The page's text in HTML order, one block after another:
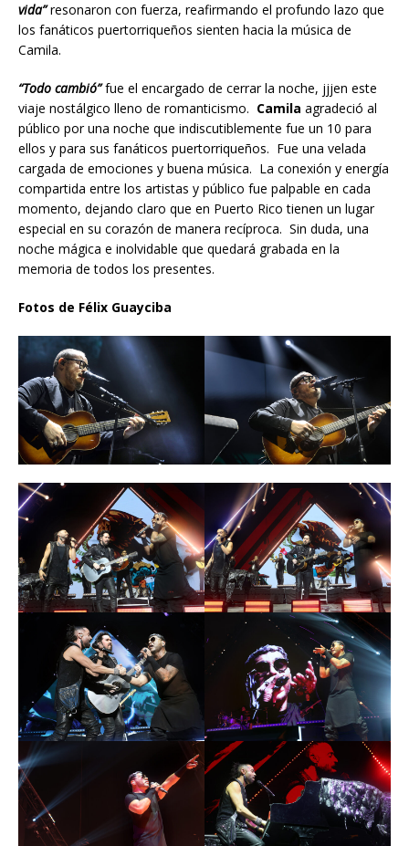
vida”resonaron con fuerza, reafirmando el profundo lazo que
los fanáticos puertorriqueños sienten hacia la música de
Camila.
“Todo cambió”fue el encargado de cerrar la noche, jjjen este
viaje nostálgico lleno de romanticismo. Camila agradeció al
público por una noche que indiscutiblemente fue un 10 para
ellos y para sus fanáticos puertorriqueños. Fue una velada
cargada de emociones y buena música. La conexión y energía
compartida entre los artistas y público fue palpable en cada
momento, dejando claro que en Puerto Rico tienen un lugar
especial en su corazón de manera recíproca. Sin duda, una
noche mágica e inolvidable que quedará grabada en la
memoria de todos los presentes.
Fotos de Félix Guayciba